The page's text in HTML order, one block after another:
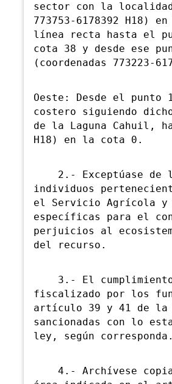
sector con la localidad
773753-6178392 H18)
línea recta hasta el
cota 38 y desde ese
(coordenadas 773223-
Oeste: Desde el punto
costero siguiendo
de la Laguna Cahuil,
H18) en la cota 0.
2.- Exceptúase de
individuos
el Servicio Agrícola y
específicas para el
perjuicios al
del recurso.
3.- El cumplimiento
fiscalizado por los
artículo 39 y 41 de la
sancionadas con lo
ley, según corresponda.
4.- Archívese copia